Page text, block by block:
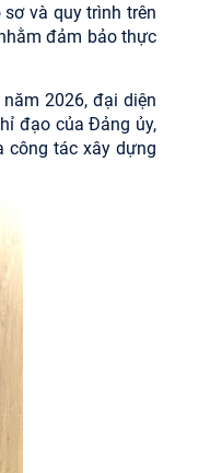
và quy trình trên
đảm bảo thực
2026, đại diện
đạo của Đảng ủy,
công tác xây dựng